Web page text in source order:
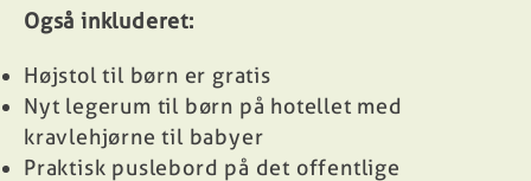
Også inkluderet:
Højstol til børn er gratis
Nyt legerum til børn på hotellet med
kravlehjørne til babyer
Praktisk puslebord på det offentlige